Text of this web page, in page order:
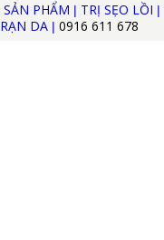
SẢN PHẨM | TRỊ SẸO LỒI |
RẠN DA | 0916 611 678